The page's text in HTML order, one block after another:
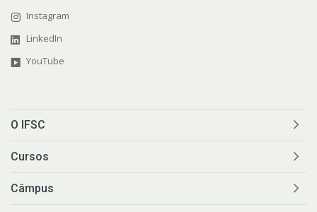
Instagram
LinkedIn
YouTube
O IFSC
Cursos
Câmpus